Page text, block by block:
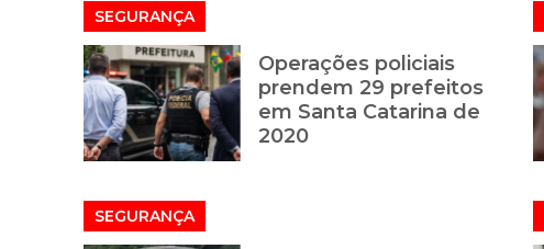
SEGURANÇA
Operações policiais
prendem 29 prefeitos
em Santa Catarina de
2020
SEGURANÇA